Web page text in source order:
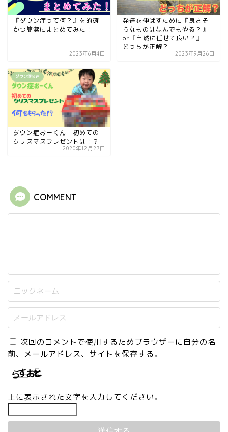
『ダウン症って何？』を的確
かつ簡潔にまとめてみた！
2023年6月4日
発達を伸ばすために『良さそ
うなものはなんでもやる？』
or『自然に任せて良い？』
どっちが正解？
2023年9月26日
ダウン症関連
ダウン症おーくん 初めての
クリスマスプレゼントは！？
2020年12月27日
COMMENT
次回のコメントで使用するためブラウザーに自分の名
前、メールアドレス、サイトを保存する。
上に表示された文字を入力してください。